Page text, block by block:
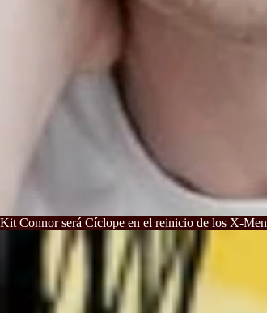
Kit Connor será Cíclope en el reinicio de los X-Men